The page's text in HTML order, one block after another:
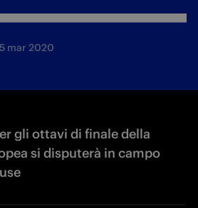
5 mar 2020
gli ottavi di finale della
si disputerà in campo